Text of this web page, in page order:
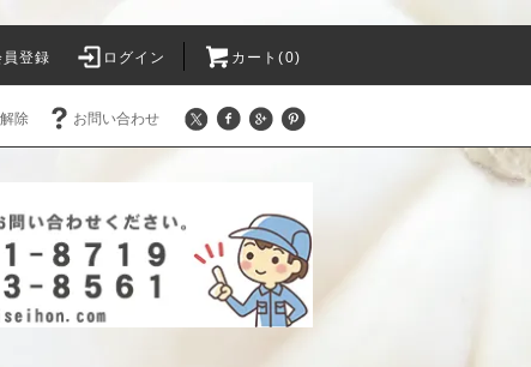
員登録 ログイン カート(0)
除 お問い合わせ